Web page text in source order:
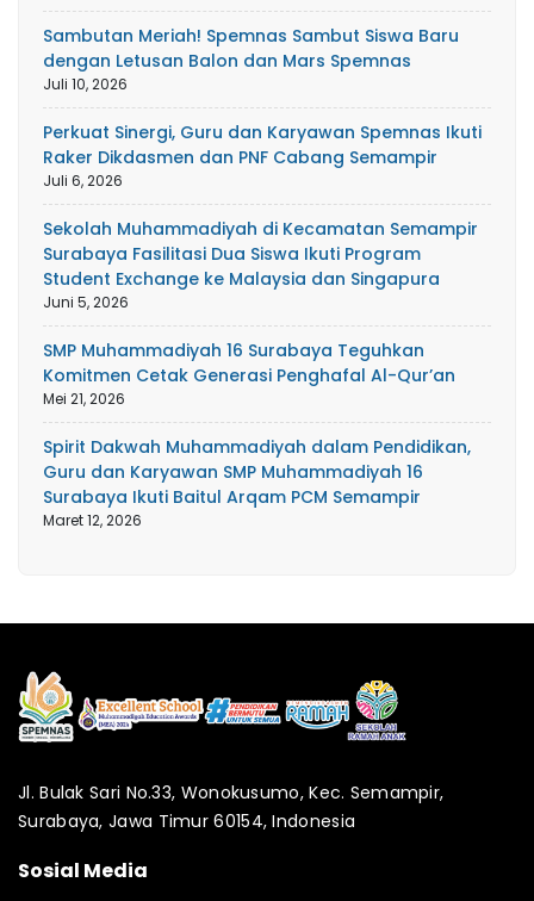
Sambutan Meriah! Spemnas Sambut Siswa Baru
dengan Letusan Balon dan Mars Spemnas
Juli 10, 2026
Perkuat Sinergi, Guru dan Karyawan Spemnas Ikuti
Raker Dikdasmen dan PNF Cabang Semampir
Juli 6, 2026
Sekolah Muhammadiyah di Kecamatan Semampir
Surabaya Fasilitasi Dua Siswa Ikuti Program
Student Exchange ke Malaysia dan Singapura
Juni 5, 2026
SMP Muhammadiyah 16 Surabaya Teguhkan
Komitmen Cetak Generasi Penghafal Al-Qur’an
Mei 21, 2026
Spirit Dakwah Muhammadiyah dalam Pendidikan,
Guru dan Karyawan SMP Muhammadiyah 16
Surabaya Ikuti Baitul Arqam PCM Semampir
Maret 12, 2026
Jl. Bulak Sari No.33, Wonokusumo, Kec. Semampir,
Surabaya, Jawa Timur 60154, Indonesia
Sosial Media